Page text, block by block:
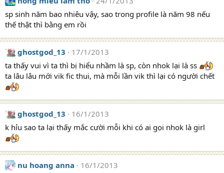
sp sinh năm bao nhiêu vậy, sao trong profile là năm 98 nếu
thế thật thì bằng em rồi
ghostgod_13
17/1/2013
ta thấy vui vì ta thì bị hiểu nhầm là sp, còn nhok lại là ss
ta lâu lâu mới vik fic thui, mà mỗi lần vik thì lại có người chết
ghostgod_13
16/1/2013
k hỉu sao ta lại thấy mắc cười mỗi khi có ai gọi nhok là girl
nu hoang anna
16/1/2013